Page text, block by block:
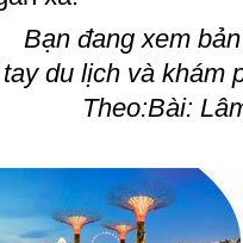
Bạn đang xem
du lịch và khám
Theo:Bài: